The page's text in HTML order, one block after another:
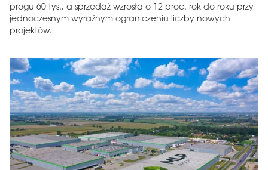
progu 60 tys., a sprzedaż wzrosła o 12 proc. rok do roku przy
jednoczesnym wyraźnym ograniczeniu liczby nowych
projektów.